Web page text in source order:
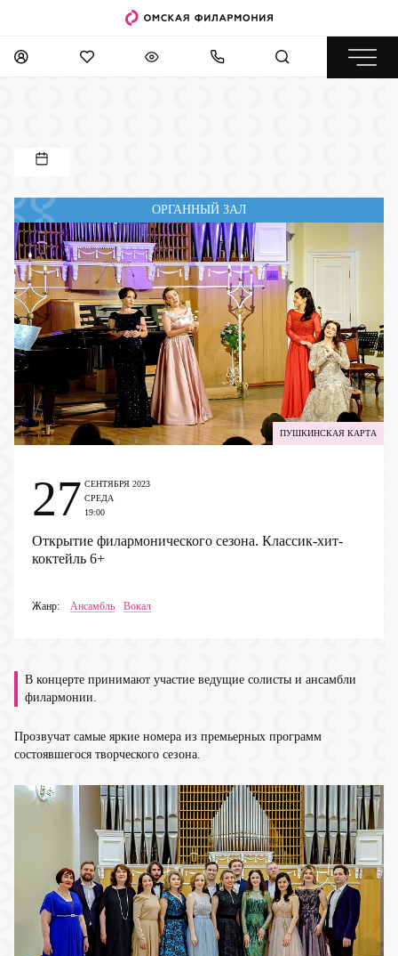
ОРГАННЫЙ ЗАЛ
ПУШКИНСКАЯ КАРТА
Открытие филармонического сезона. Классик-хит-
коктейль 6+
Жанр: Ансамбль Вокал
27 СЕНТЯБРЯ 2023
СРЕДА
19:00
В концерте принимают участие ведущие солисты и ансамбли
филармонии.
Прозвучат самые яркие номера из премьерных программ
состоявшегося творческого сезона.